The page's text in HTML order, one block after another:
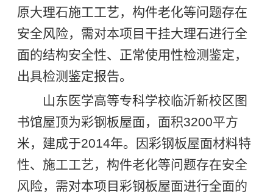
原大理石施工工艺，构件老化等问题存在
安全风险，需对本项目干挂大理石进行全
面的结构安全性、正常使用性检测鉴定，
出具检测鉴定报告。
山东医学高等专科学校临沂新校区图
书馆屋顶为彩钢板屋面，面积3200平方
米，建成于2014年。因彩钢板屋面材料特
性、施工工艺，构件老化等问题存在安全
风险，需对本项目彩钢板屋面进行全面的